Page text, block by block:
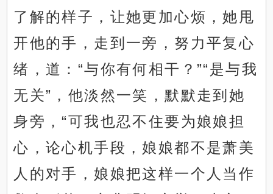
了解的样子，让她更加心烦，她甩
开他的手，走到一旁，努力平复心
绪，道：“与你有何相干？”“是与我
无关”，他淡然一笑，默默走到她
身旁，“可我也忍不住要为娘娘担
心，论心机手段，娘娘都不是萧美
人的对手，娘娘把这样一个人当作